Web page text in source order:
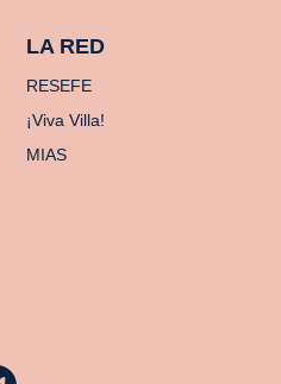
LA RED
RESEFE
¡Viva Villa!
MIAS